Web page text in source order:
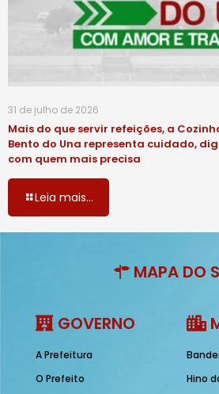
31 de julho de 2026
Mais do que servir refeições, a
Bento do Una representa cuidado,
com quem mais precisa
Leia mais...
MAPA DO
GOVERNO
A Prefeitura
O Prefeito
Hino